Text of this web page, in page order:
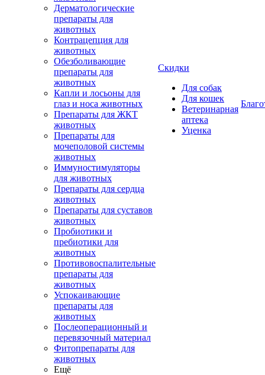
Дерматологические
препараты для
животных
Контрацепция для
животных
Обезболивающие
препараты для
животных
Капли и лосьоны для
глаз и носа животных
Препараты для ЖКТ
животных
Препараты для
мочеполовой системы
животных
Иммуностимуляторы
для животных
Препараты для сердца
животных
Препараты для суставов
животных
Пробиотики и
пребиотики для
животных
Противовоспалительные
препараты для
животных
Успокаивающие
препараты для
животных
Послеоперационный и
перевязочный материал
Фитопрепараты для
животных
Ещё
Скидки
Для собак
Для кошек
Ветеринарная
аптека
Уценка